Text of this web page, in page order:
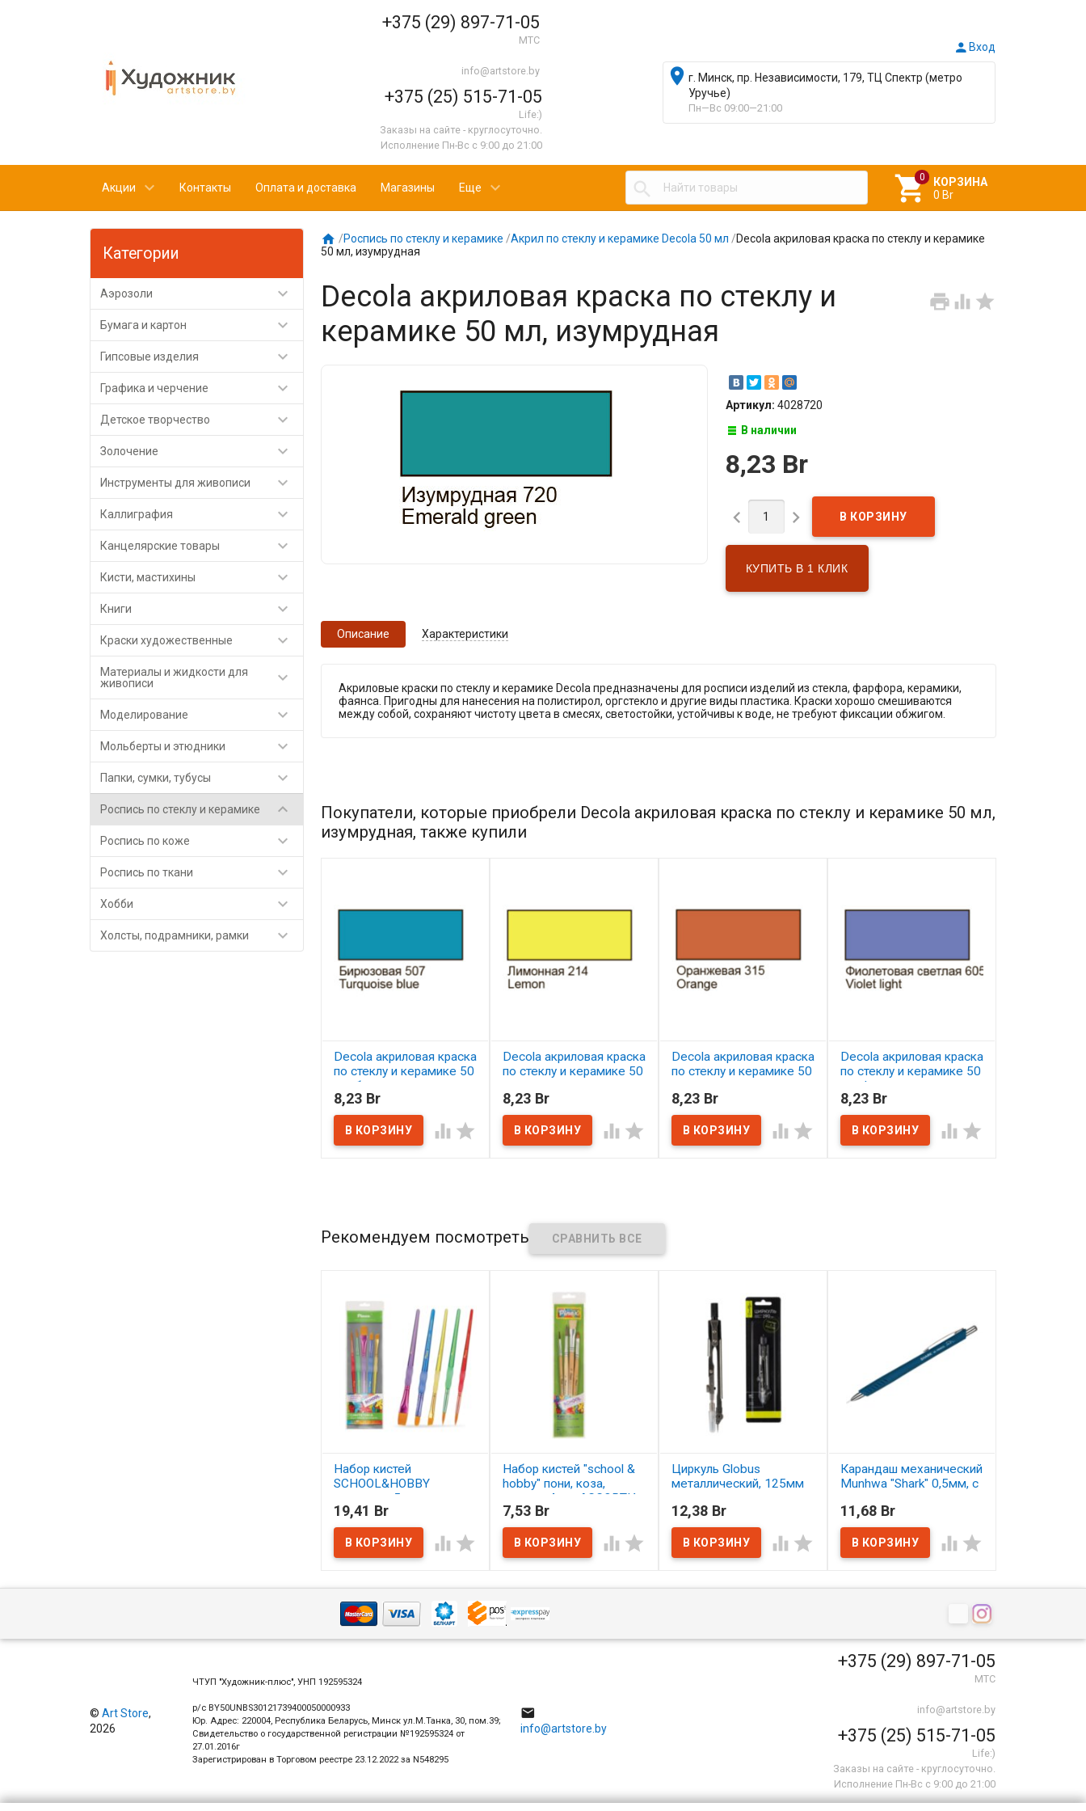
+375 (29) 897-71-05
МТС
info@artstore.by
+375 (25) 515-71-05
Life:)
Заказы на сайте - круглосуточно.
Исполнение Пн-Вс с 9:00 до 21:00
Вход
г. Минск, пр. Независимости, 179, ТЦ Спектр (метро
Уручье)
Пн—Вс 09:00—21:00
Акции Контакты Оплата и доставка Магазины Еще  
КОРЗИНА
0 Br
Категории
Аэрозоли 
Бумага и картон 
Гипсовые изделия 
Графика и черчение 
Детское творчество 
Золочение 
Инструменты для живописи 
Каллиграфия 
Канцелярские товары 
Кисти, мастихины 
Книги 
Краски художественные 
Материалы и жидкости для
живописи

Моделирование 
Мольберты и этюдники 
Папки, сумки, тубусы 
Роспись по стеклу и керамике 
Роспись по коже 
Роспись по ткани 
Хобби 
Холсты, подрамники, рамки 
 /Роспись по стеклу и керамике /Акрил по стеклу и керамике Decola 50 мл /Decola акриловая краска по стеклу и керамике
50 мл, изумрудная
  
Decola акриловая краска по стеклу и
керамике 50 мл, изумрудная
Артикул: 4028720
В наличии
8,23 Br
 
КУПИТЬ В 1 КЛИК
Описание Характеристики
Акриловые краски по стеклу и керамике Decola предназначены для росписи изделий из стекла, фарфора, керамики,
фаянса. Пригодны для нанесения на полистирол, оргстекло и другие виды пластика. Краски хорошо смешиваются
между собой, сохраняют чистоту цвета в смесях, светостойки, устойчивы к воде, не требуют фиксации обжигом.
Покупатели, которые приобрели Decola акриловая краска по стеклу и керамике 50 мл,
изумрудная, также купили
Decola акриловая краска
по стеклу и керамике 50
мл, бирюзовая
В наличии
8,23 Br
 
Decola акриловая краска
по стеклу и керамике 50
В наличии
8,23 Br
 
Decola акриловая краска
по стеклу и керамике 50
В наличии
8,23 Br
 
Decola акриловая краска
по стеклу и керамике 50
мл, фиолетовая светлая
В наличии
8,23 Br
 
Рекомендуем посмотреть
Набор кистей
SCHOOL&HOBBY
синтетика 5 шт.
АССОРТИ
В наличии
19,41 Br
 
Набор кистей "school &
hobby" пони, коза,
щетина 4 шт. АССОРТИ
В наличии
7,53 Br
 
Циркуль Globus
металлический, 125мм
В наличии
12,38 Br
 
Карандаш механический
Munhwa "Shark" 0,5мм, с
В наличии
11,68 Br
 
©Art Store,
2026
ЧТУП "Художник-плюс", УНП 192595324
р/с BY50UNBS30121739400050000933
Юр. Адрес: 220004, Республика Беларусь, Минск ул.М.Танка, 30, пом.39;
Свидетельство о государственной регистрации №192595324 от
27.01.2016г
Зарегистрирован в Торговом реестре 23.12.2022 за N548295

info@artstore.by
+375 (29) 897-71-05
МТС
info@artstore.by
+375 (25) 515-71-05
Life:)
Заказы на сайте - круглосуточно.
Исполнение Пн-Вс с 9:00 до 21:00